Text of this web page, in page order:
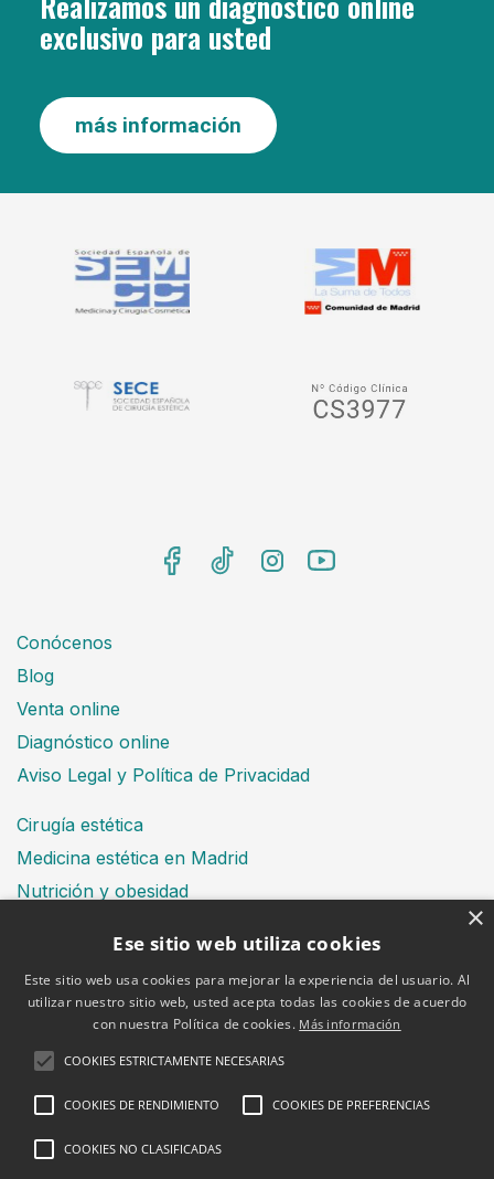
exclusivo para usted
más información
Conócenos
Blog
Venta online
Diagnóstico online
Aviso Legal y Política de Privacidad
Cirugía estética
Medicina estética en Madrid
Nutrición y obesidad
Financiación
Política de cookies
2026 © Clínica Bruselas
×
Ese sitio web utiliza cookies
Este sitio web usa cookies para mejorar la experiencia del usuario. Al
utilizar nuestro sitio web, usted acepta todas las cookies de acuerdo
con nuestra Política de cookies. Más información
COOKIES ESTRICTAMENTE NECESARIAS
COOKIES DE RENDIMIENTO COOKIES DE PREFERENCIAS
COOKIES NO CLASIFICADAS